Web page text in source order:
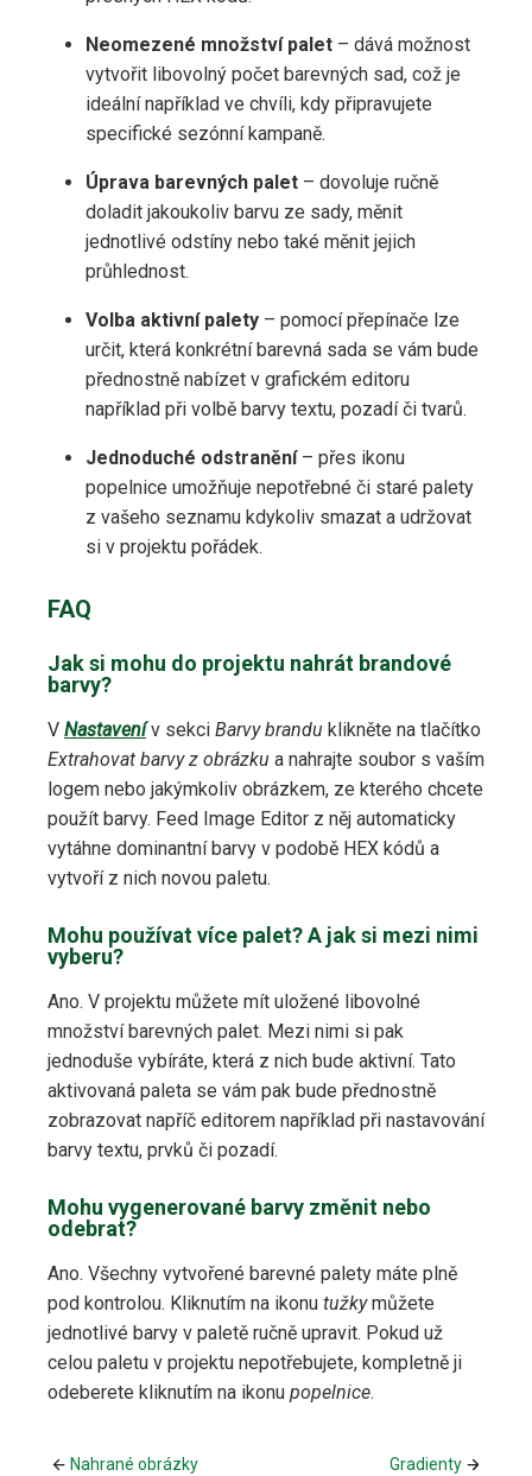
Neomezené množství palet – dává možnost
vytvořit libovolný počet barevných sad, což je
ideální například ve chvíli, kdy připravujete
specifické sezónní kampaně.
Úprava barevných palet – dovoluje ručně
doladit jakoukoliv barvu ze sady, měnit
jednotlivé odstíny nebo také měnit jejich
průhlednost.
Volba aktivní palety – pomocí přepínače lze
určit, která konkrétní barevná sada se vám bude
přednostně nabízet v grafickém editoru
například při volbě barvy textu, pozadí či tvarů.
Jednoduché odstranění– přes ikonu
popelnice umožňuje nepotřebné či staré palety
z vašeho seznamu kdykoliv smazat a udržovat
si v projektu pořádek.
FAQ
Jak si mohu do projektu nahrát brandové
barvy?
V Nastavenív sekci Barvy brandu klikněte na tlačítko
Extrahovat barvy z obrázku a nahrajte soubor s vaším
logem nebo jakýmkoliv obrázkem, ze kterého chcete
použít barvy. Feed Image Editor z něj automaticky
vytáhne dominantní barvy v podobě HEX kódů a
vytvoří z nich novou paletu.
Mohu používat více palet? A jak si mezi nimi
vyberu?
Ano. V projektu můžete mít uložené libovolné
množství barevných palet. Mezi nimi si pak
jednoduše vybíráte, která z nich bude aktivní. Tato
aktivovaná paleta se vám pak bude přednostně
zobrazovat napříč editorem například při nastavování
barvy textu, prvků či pozadí.
Mohu vygenerované barvy změnit nebo
odebrat?
Ano. Všechny vytvořené barevné palety máte plně
pod kontrolou. Kliknutím na ikonu tužkymůžete
jednotlivé barvy v paletě ručně upravit. Pokud už
celou paletu v projektu nepotřebujete, kompletně ji
odeberete kliknutím na ikonu popelnice.
Nahrané obrázky Gradienty